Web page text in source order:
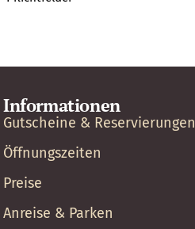
Informationen
Gutscheine & Reservierungen
Öffnungszeiten
Preise
Anreise & Parken